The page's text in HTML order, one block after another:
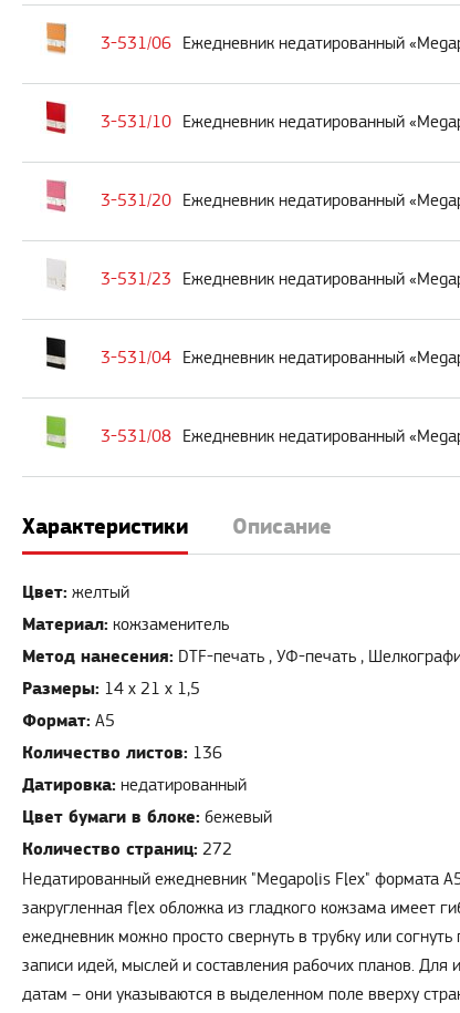
3-531/06 Ежедневник недатированный
3-531/10 Ежедневник недатированный
3-531/20 Ежедневник недатированный
3-531/23 Ежедневник недатированный
3-531/04 Ежедневник недатированный
3-531/08 Ежедневник недатированный
Характеристики Описание
Цвет: желтый
Материал: кожзаменитель
Метод нанесения: DTF-печать , УФ-печать ,
Размеры: 14 х 21 х 1,5
Формат: А5
Количество листов: 136
Датировка: недатированный
Цвет бумаги в блоке: бежевый
Количество страниц: 272
Недатированный ежедневник "Megapolis Flex" формата
закругленная flex обложка из гладкого кожзама имеет
ежедневник можно просто свернуть в трубку или
записи идей, мыслей и составления рабочих планов.
датам – они указываются в выделенном поле вверху